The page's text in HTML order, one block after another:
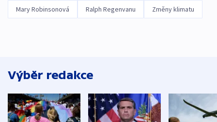
Mary Robinsonová Ralph Regenvanu Změny klimatu
Výběr redakce